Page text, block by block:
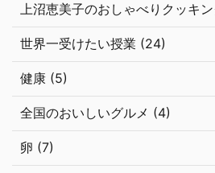
上沼恵美子のおしゃべりクッキ
世界一受けたい授業 (24)
健康 (5)
全国のおいしいグルメ (4)
卵 (7)